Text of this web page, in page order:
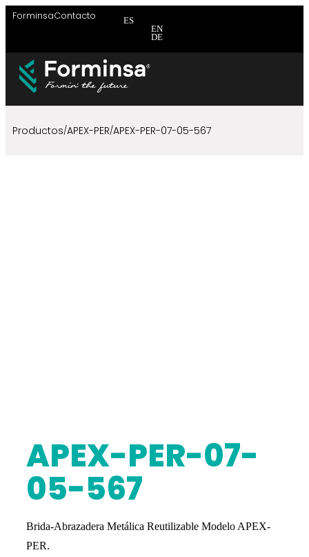
ForminsaContacto
ES
EN
DE
Productos/APEX-PER/APEX-PER-07-05-567
APEX-PER-07-
05-567
Brida-Abrazadera Metálica Reutilizable Modelo APEX-
PER.